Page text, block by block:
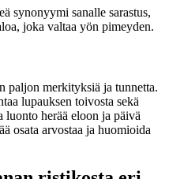
synonyymi sanalle sarastus,
joka valtaa yön pimeyden.
paljon merkityksiä ja tunnetta.
lupauksen toivosta sekä
luonto herää eloon ja päivä
osata arvostaa ja huomioida